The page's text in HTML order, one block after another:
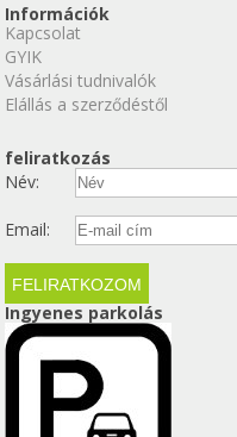
Információk
Kapcsolat
GYIK
Vásárlási tudnivalók
Elállás a szerződéstől
feliratkozás
Név:
Email:
Ingyenes parkolás